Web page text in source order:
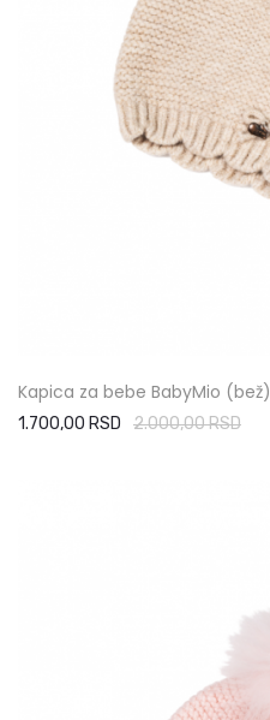
Kapica za bebe BabyMio (bež)
1.700,00 RSD 2.000,00 RSD